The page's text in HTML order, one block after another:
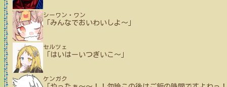
シーワン・ワン
「みんなでおいわいしよ～」
セルツェ
「はいはーいつぎいこ～」
ケンガク